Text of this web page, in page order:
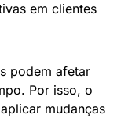
em clientes
podem afetar
Por isso, o
mudanças